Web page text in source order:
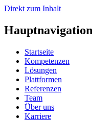
Direkt zum Inhalt
Hauptnavigation
Startseite
Kompetenzen
Lösungen
Plattformen
Referenzen
Team
Über uns
Karriere